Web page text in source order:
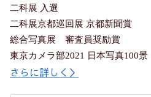
二科展 入選
二科展京都巡回展 京都新聞賞
総合写真展 審査員奨励賞
東京カメラ部2021 日本写真100景
さらに詳しく＞